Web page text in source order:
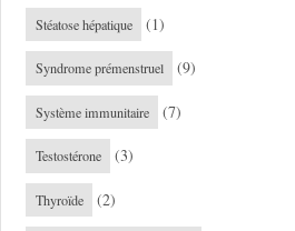
Stéatose hépatique (1)
Syndrome prémenstruel (9)
Système immunitaire (7)
Testostérone (3)
Thyroïde (2)